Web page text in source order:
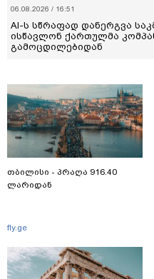
06.08.2026 / 16:51
AI-ს სწრაფად დანერგვა
ისწავლონ ქართულმა
გამოცდილებიდან
თბილისი - პრაღა 916.40
ლარიდან
fly.ge